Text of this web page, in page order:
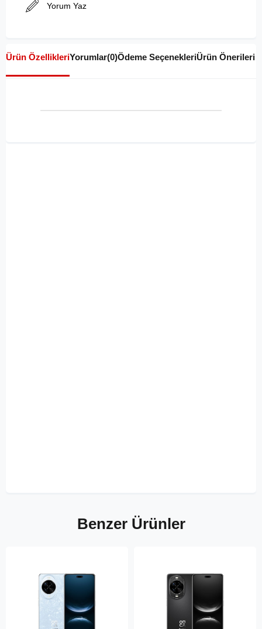
Yorum Yaz
Ürün ÖzellikleriYorumlar(0)Ödeme SeçenekleriÜrün Önerileri
Benzer Ürünler